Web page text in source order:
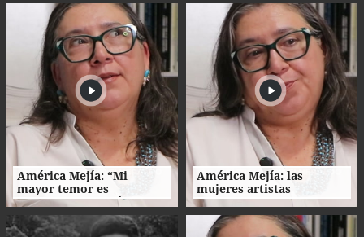
2027
contra la extinta
Comisión Permanente
América Mejía: “Mi
mayor temor es
traicionarme a mí
misma"
América Mejía: las
mujeres artistas
enfrentan barreras entre
la creación, el trabajo y el
hogar